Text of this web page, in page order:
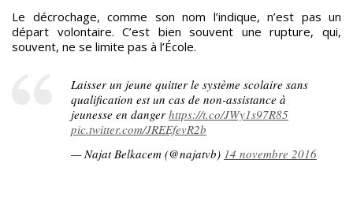
Le décrochage, comme son nom l’indique, n’est pas un
départ volontaire. C’est bien souvent une rupture, qui,
souvent, ne se limite pas à l’École.
Laisser un jeune quitter le système scolaire sans
qualification est un cas de non-assistance à
jeunesse en danger https://t.co/JWy1s97R85
pic.twitter.com/JREEfevR2b
— Najat Belkacem (@najatvb) 14 novembre 2016